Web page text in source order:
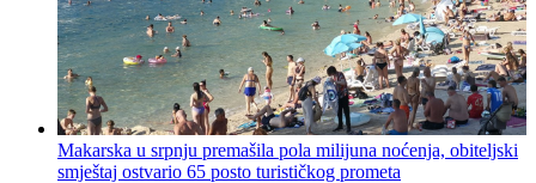
Makarska u srpnju premašila pola milijuna noćenja, obiteljski
smještaj ostvario 65 posto turističkog prometa